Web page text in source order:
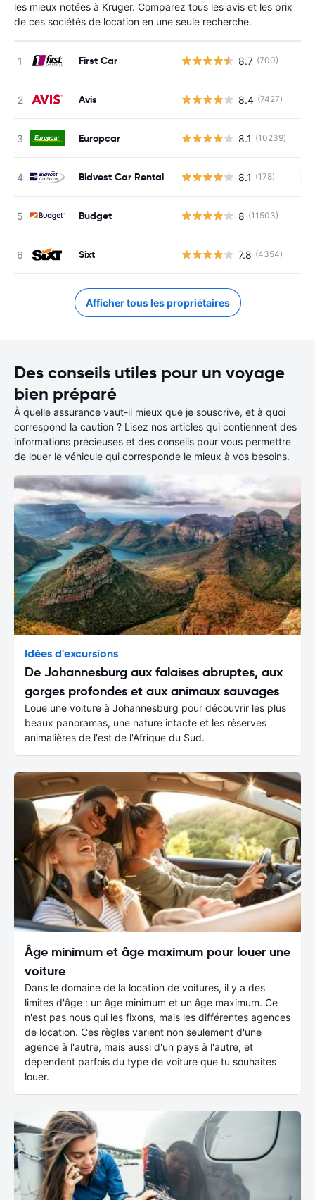
les mieux notées à Kruger. Comparez tous les avis et les prix
de ces sociétés de location en une seule recherche.
First Car 8.7 (700)
Avis 8.4 (7427)
Europcar 8.1 (10239)
Bidvest Car Rental 8.1 (178)
Budget 8 (11503)
Sixt 7.8 (4354)
Afficher tous les propriétaires
Des conseils utiles pour un voyage
bien préparé
À quelle assurance vaut-il mieux que je souscrive, et à quoi
correspond la caution ? Lisez nos articles qui contiennent des
informations précieuses et des conseils pour vous permettre
de louer le véhicule qui corresponde le mieux à vos besoins.
Idées d'excursions
De Johannesburg aux falaises abruptes, aux
gorges profondes et aux animaux sauvages
Loue une voiture à Johannesburg pour découvrir les plus
beaux panoramas, une nature intacte et les réserves
animalières de l'est de l'Afrique du Sud.
Âge minimum et âge maximum pour louer une
voiture
Dans le domaine de la location de voitures, il y a des
limites d'âge : un âge minimum et un âge maximum. Ce
n'est pas nous qui les fixons, mais les différentes agences
de location. Ces règles varient non seulement d'une
agence à l'autre, mais aussi d'un pays à l'autre, et
dépendent parfois du type de voiture que tu souhaites
louer.